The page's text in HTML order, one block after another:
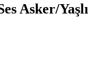
Asker/